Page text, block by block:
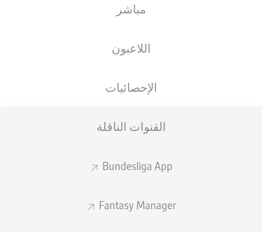
مباشر
اللاعبون
الإحصائيات
القنوات الناقلة
Bundesliga App
Fantasy Manager
انطلاق المباراة.